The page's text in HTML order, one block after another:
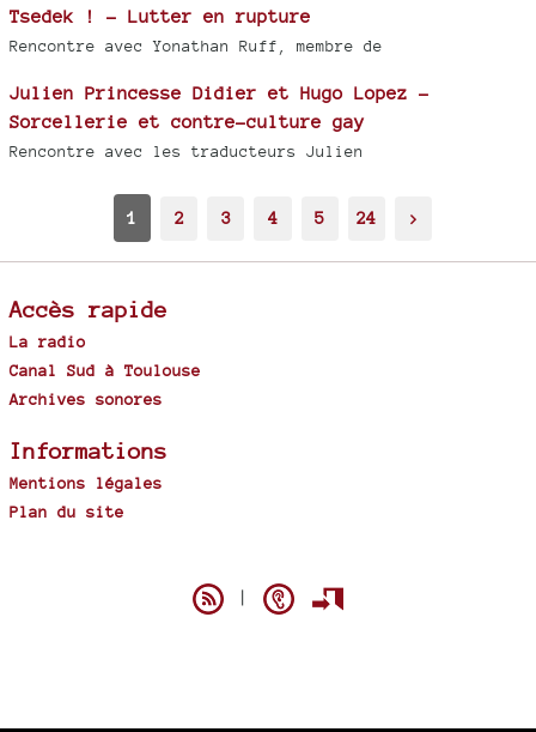
Tsedek ! - Lutter en rupture
Rencontre avec Yonathan Ruff, membre de
Julien Princesse Didier et Hugo Lopez -
Sorcellerie et contre-culture gay
Rencontre avec les traducteurs Julien
1 2 3 4 5 24 >
Accès rapide
La radio
Canal Sud à Toulouse
Archives sonores
Informations
Mentions légales
Plan du site
|